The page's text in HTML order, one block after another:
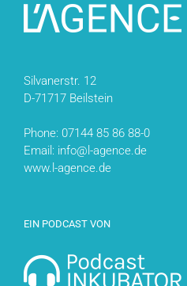
Silvanerstr. 12
D-71717 Beilstein
Phone: 07144 85 86 88-0
Email: info@l-agence.de
www.l-agence.de
EIN PODCAST VON